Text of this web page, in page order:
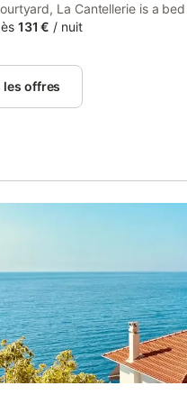
La Cantellerie is a
set in a historic building
Beach - Juno Beach.
is available on site.
131 € / nuit
offres